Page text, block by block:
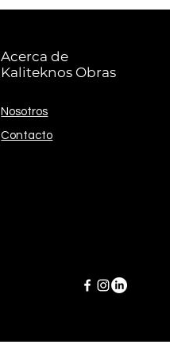
Acerca de
Kaliteknos Obras
Nosotros
Contacto